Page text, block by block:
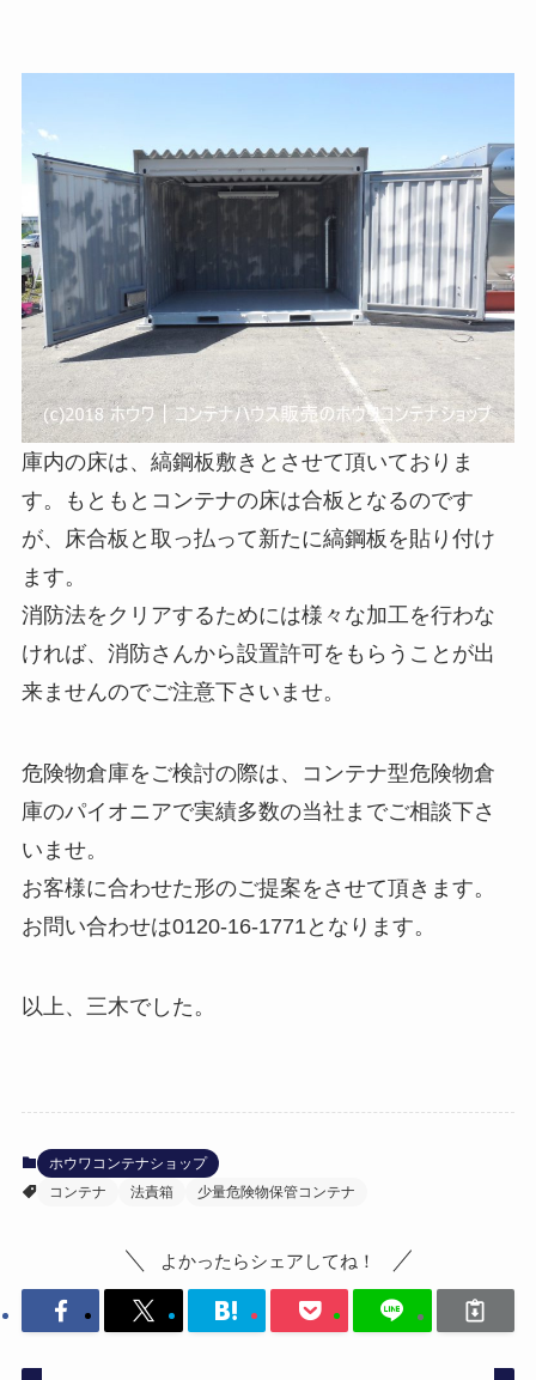
庫内の床は、縞鋼板敷きとさせて頂いておりま
す。もともとコンテナの床は合板となるのです
が、床合板と取っ払って新たに縞鋼板を貼り付け
ます。
消防法をクリアするためには様々な加工を行わな
ければ、消防さんから設置許可をもらうことが出
来ませんのでご注意下さいませ。
危険物倉庫をご検討の際は、コンテナ型危険物倉
庫のパイオニアで実績多数の当社までご相談下さ
いませ。
お客様に合わせた形のご提案をさせて頂きます。
お問い合わせは0120-16-1771となります。
以上、三木でした。
ホウワコンテナショップ
コンテナ
法責箱 少量危険物保管コンテナ
よかったらシェアしてね！